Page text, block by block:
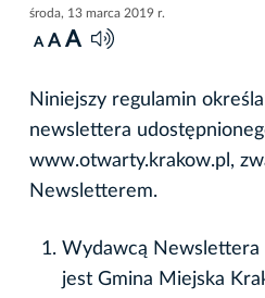
środa, 13 marca 2019 r.
A A A
Niniejszy regulamin
newslettera
www.otwarty.krakow.pl,
Newsletterem.
Wydawcą Newslettera
jest Gmina Miejska